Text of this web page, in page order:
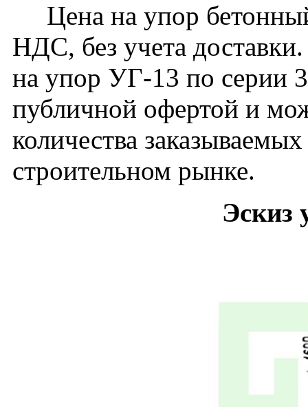
Цена на упор
НДС, без учета
на упор УГ-13 по серии
публичной офертой и
количества
строительном рынке.
Эскиз